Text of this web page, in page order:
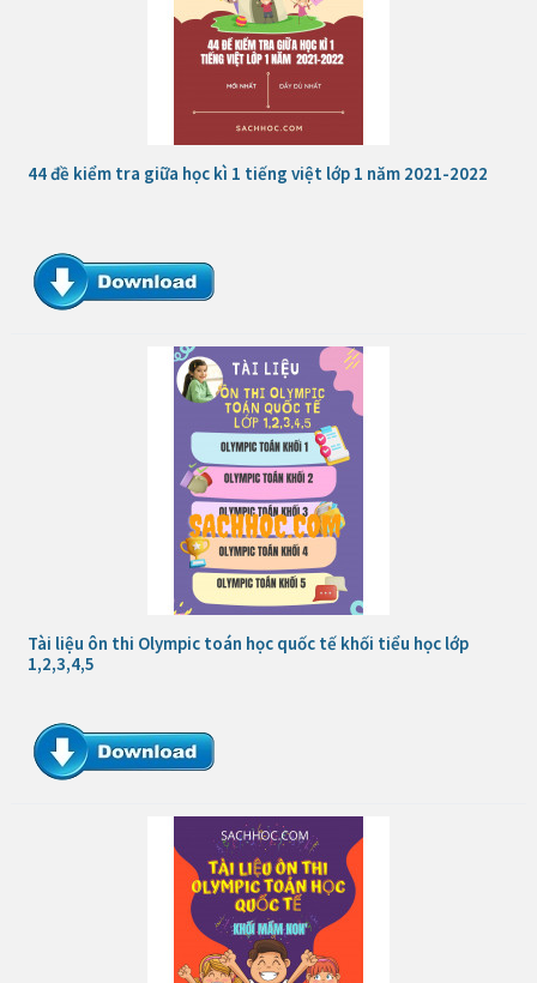
44 đề kiểm tra giữa học kì 1 tiếng việt lớp 1 năm 2021-2022
Tài liệu ôn thi Olympic toán học quốc tế khối tiểu học lớp
1,2,3,4,5